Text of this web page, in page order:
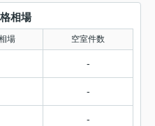
相場
場 空室件数
-
-
-